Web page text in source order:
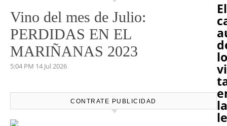
Vino del mes de Julio:
PERDIDAS EN EL
MARIÑANAS 2023
5:04 PM 14 Jul 2026
CONTRATE PUBLICIDAD
El